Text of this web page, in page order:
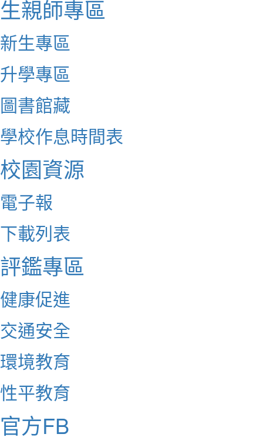
生親師專區
新生專區
升學專區
圖書館藏
學校作息時間表
校園資源
電子報
下載列表
評鑑專區
健康促進
交通安全
環境教育
性平教育
官方FB